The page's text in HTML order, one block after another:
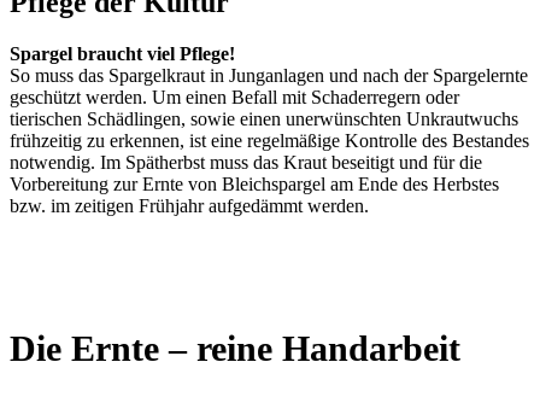
Spargel braucht viel Pflege!
So muss das Spargelkraut in Junganlagen und nach der Spargelernte
geschützt werden. Um einen Befall mit Schaderregern oder
tierischen Schädlingen, sowie einen unerwünschten Unkrautwuchs
frühzeitig zu erkennen, ist eine regelmäßige Kontrolle des Bestandes
notwendig. Im Spätherbst muss das Kraut beseitigt und für die
Vorbereitung zur Ernte von Bleichspargel am Ende des Herbstes
bzw. im zeitigen Frühjahr aufgedämmt werden.
Die Ernte – reine Handarbeit